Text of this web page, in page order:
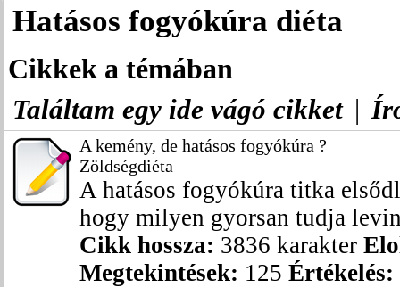
Hatásos fogyókúra diéta
Cikkek a témában
Találtam egy ide vágó cikket
A kemény, de hatásos fogyókúra ?
Zöldségdiéta
A hatásos fogyókúra titka
hogy milyen gyorsan tudja
Cikk hossza: 3836 karakter
Megtekintések: 125 Értékelés: